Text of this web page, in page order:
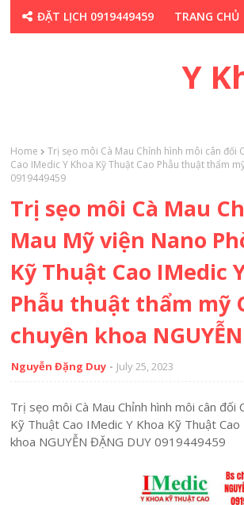
ĐẶT LỊCH 0919449459 TRANG CHỦ
Y
Home
Trị sẹo môi Cà Mau Chỉnh hình môi cân đối
Cao IMedic Y Khoa Kỹ Thuật Cao Phẫu thuật thẩm
0919449459
Trị sẹo môi Cà Mau
Mau Mỹ viện Nano
Kỹ Thuật Cao IMedic
Phẫu thuật thẩm mỹ
chuyên khoa
Nguyễn Đặng Duy July 25, 2023
Trị sẹo môi Cà Mau Chỉnh hình môi cân đối
Kỹ Thuật Cao IMedic Y Khoa Kỹ Thuật
khoa NGUYỄN ĐẶNG DUY 0919449459